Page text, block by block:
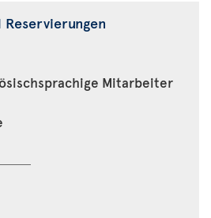
Mitarbeiter